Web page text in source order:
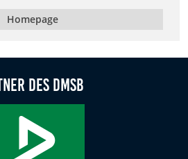
Homepage
des DMSB
die gewählten Cookie-